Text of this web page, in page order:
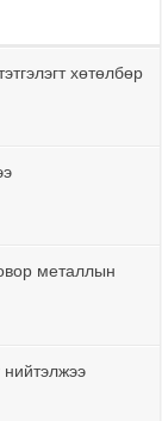
хөтөлбөр
металлын